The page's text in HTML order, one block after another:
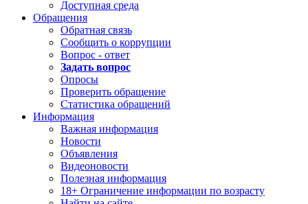
Доступная среда
Обращения
Обратная связь
Сообщить о коррупции
Вопрос - ответ
Задать вопрос
Опросы
Проверить обращение
Статистика обращений
Информация
Важная информация
Новости
Объявления
Видеоновости
Полезная информация
18+ Ограничение информации по возрасту